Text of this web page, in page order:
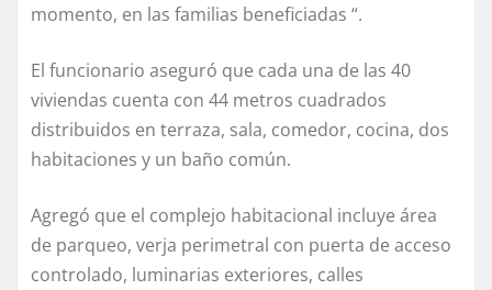
momento, en las familias beneficiadas “.
El funcionario aseguró que cada una de las 40
viviendas cuenta con 44 metros cuadrados
distribuidos en terraza, sala, comedor, cocina, dos
habitaciones y un baño común.
Agregó que el complejo habitacional incluye área
de parqueo, verja perimetral con puerta de acceso
controlado, luminarias exteriores, calles